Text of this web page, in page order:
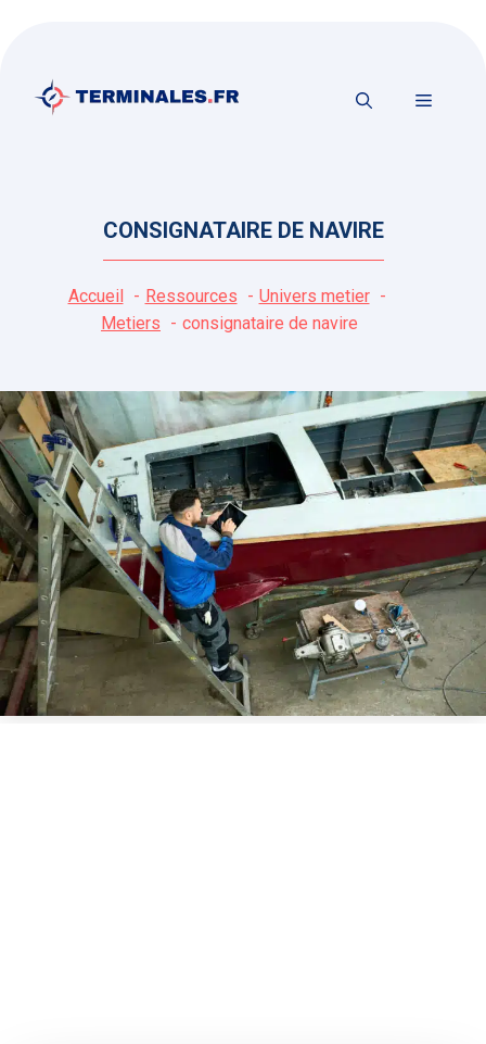
contenu
MENU
CONSIGNATAIRE DE NAVIRE
Accueil Ressources
Univers metier
Metiers
consignataire de navire